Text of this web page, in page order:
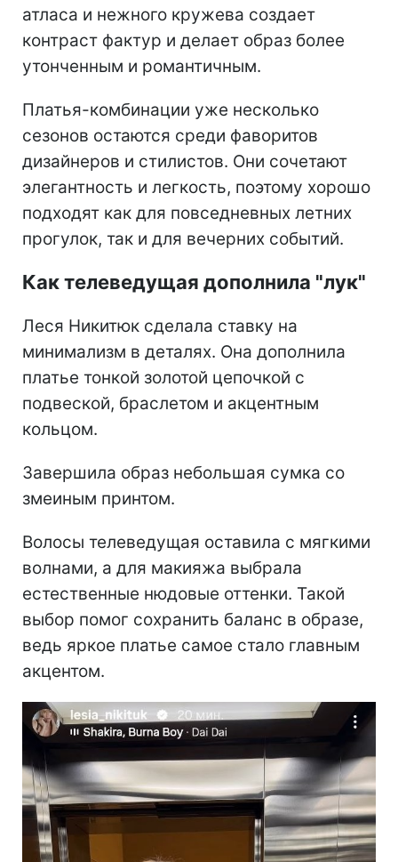
атласа и нежного кружева создает
контраст фактур и делает образ более
утонченным и романтичным.
Платья-комбинации уже несколько
сезонов остаются среди фаворитов
дизайнеров и стилистов. Они сочетают
элегантность и легкость, поэтому хорошо
подходят как для повседневных летних
прогулок, так и для вечерних событий.
Как телеведущая дополнила "лук"
Леся Никитюк сделала ставку на
минимализм в деталях. Она дополнила
платье тонкой золотой цепочкой с
подвеской, браслетом и акцентным
кольцом.
Завершила образ небольшая сумка со
змеиным принтом.
Волосы телеведущая оставила с мягкими
волнами, а для макияжа выбрала
естественные нюдовые оттенки. Такой
выбор помог сохранить баланс в образе,
ведь яркое платье самое стало главным
акцентом.